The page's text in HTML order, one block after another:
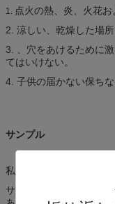
1. 点火の熱、炎、火花お
2. 涼しい、乾燥した場
3. 、穴をあけるために
てはいけない。
4. 子供の届かない保ちな
サンプル
私達は2部分内の試供品
サンプルは私達があな